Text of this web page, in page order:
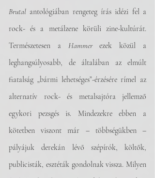
Brutal antológiában rengeteg írás idézi fel a
rock- és a metálzene körüli zine-kultúrát.
Természetesen a Hammer ezek közül a
leghangsúlyosabb, de általában az elmúlt
fiatalság „bármi lehetséges”-érzésére rímel az
alternatív rock- és metalsajtóra jellemző
egykori pezsgés is. Mindezekre ebben a
kötetben viszont már – többségükben –
pályájuk derekán lévő szépírók, költők,
publicisták, esztéták gondolnak vissza. Milyen